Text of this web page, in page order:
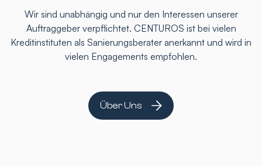
Wir sind unabhängig und nur den Interessen unserer
Auftraggeber verpflichtet. CENTUROS ist bei vielen
Kreditinstituten als Sanierungsberater anerkannt und wird in
vielen Engagements empfohlen.
Über Uns